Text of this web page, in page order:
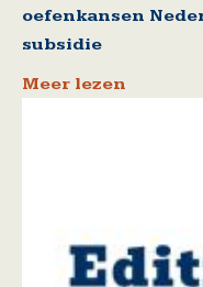
oefenkansen
subsidie
Meer lezen